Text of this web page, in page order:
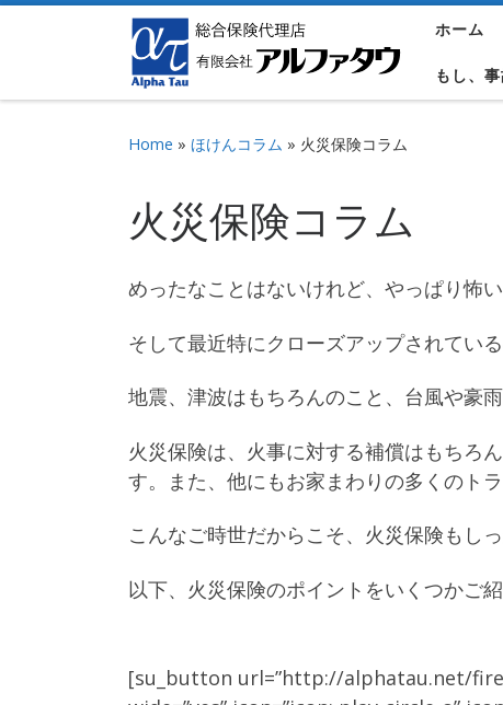
Skip to content ホーム
もし、
Home » ほけんコラム » 火災保険コラム
火災保険コラム
めったなことはないけれど、やっぱり怖い
そして最近特にクローズアップされている
地震、津波はもちろんのこと、台風や豪
火災保険は、火事に対する補償はもちろ
す。また、他にもお家まわりの多くのト
こんなご時世だからこそ、火災保険もし
以下、火災保険のポイントをいくつかご
[su_button url=”http://alphatau.net/